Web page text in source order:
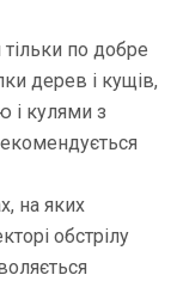
по добре
дерев і кущів,
і кулями з
на яких
обстрілу